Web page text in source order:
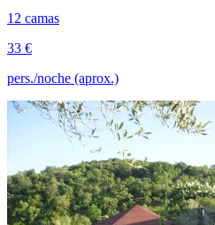
12 camas
33 €
pers./noche (aprox.)